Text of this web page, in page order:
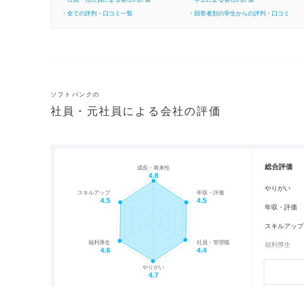
・全ての評判・口コミ一覧
・回答者別の学生からの評判・口コミ
ソフトバンクの
社員・元社員による会社の評価
成長・将来性
4.8
年収・評価
4.5
社員・管理職
4.4
やりがい
4.7
福利厚生
4.6
スキルアップ
4.5
総合評価
やりがい
年収・評価
スキルアップ
福利厚生
社員・管理職